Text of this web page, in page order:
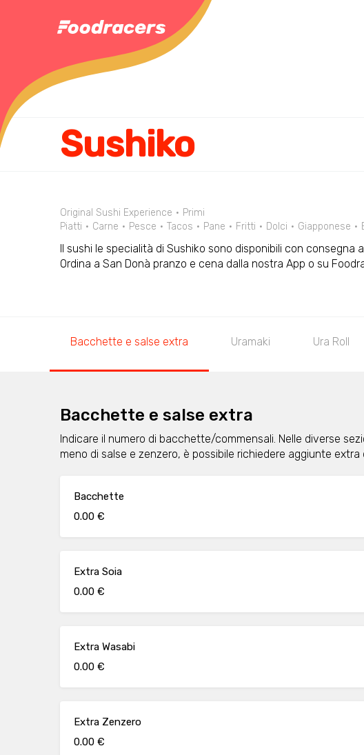
Sushiko
Original Sushi Experience
Primi
Piatti
Carne Pesce Tacos Pane Fritti Dolci Giapponese
Il sushi le specialità di Sushiko sono disponibili con consegna
Ordina a San Donà pranzo e cena dalla nostra App o su
Bacchette e salse extra Uramaki Ura Roll
Bacchette e salse extra
Indicare il numero di bacchette/commensali. Nelle diverse
meno di salse e zenzero, è possibile richiedere aggiunte
Bacchette
0.00 €
Extra Soia
0.00 €
Extra Wasabi
0.00 €
Extra Zenzero
0.00 €